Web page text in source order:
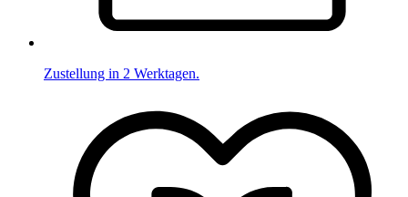
Zustellung in 2 Werktagen.